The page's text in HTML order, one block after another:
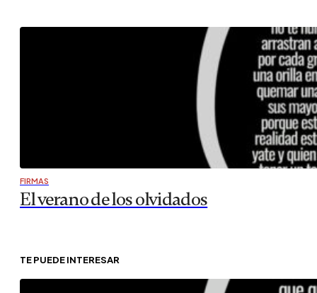
FIRMAS
El verano de los olvidados
TE PUEDE INTERESAR